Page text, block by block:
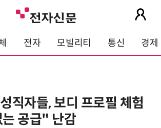
전자 모빌리티 통신 경제
직자들, 보디 프로필 체험
공급" 난감